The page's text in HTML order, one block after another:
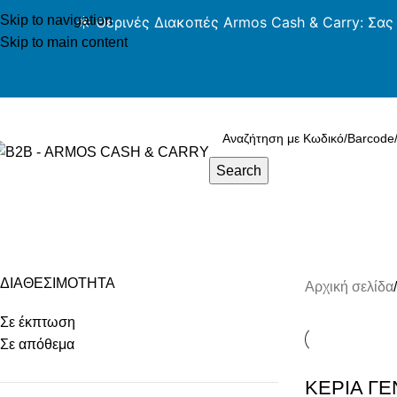
Skip to navigation
Skip to main content
☀️ Θερινές Διακοπές Armos Cash & Carry: Σας
Search
ΔΙΑΘΕΣΙΜΟΤΗΤΑ
Σε έκπτωση
Σε απόθεμα
Αρχική σελίδα
ΚΕΡΙΑ